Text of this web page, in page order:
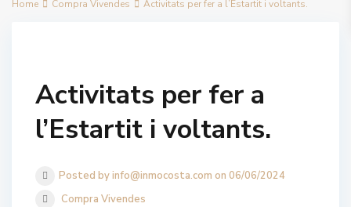
Home Compra Vivendes Activitats per fer a l’Estartit i voltants.
Activitats per fer a
l’Estartit i voltants.
Posted by info@inmocosta.com on 06/06/2024
Compra Vivendes